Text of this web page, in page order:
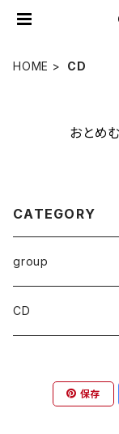
HOME CD
おとめ
CATEGORY
group
おとめの姿しばしと
CD
通常盤シングル
保存